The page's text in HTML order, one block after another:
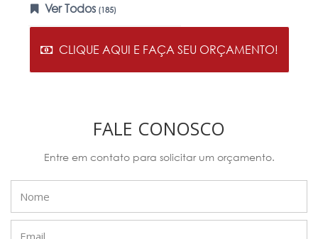
Ver Todos (185)
CLIQUE AQUI E FAÇA SEU ORÇAMENTO!
FALE CONOSCO
Entre em contato para solicitar um orçamento.